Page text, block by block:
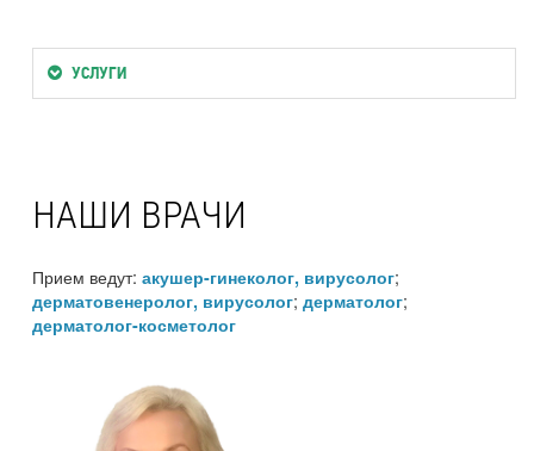
УСЛУГИ
НАШИ ВРАЧИ
Прием ведут: акушер-гинеколог, вирусолог;
дерматовенеролог, вирусолог; дерматолог;
дерматолог-косметолог